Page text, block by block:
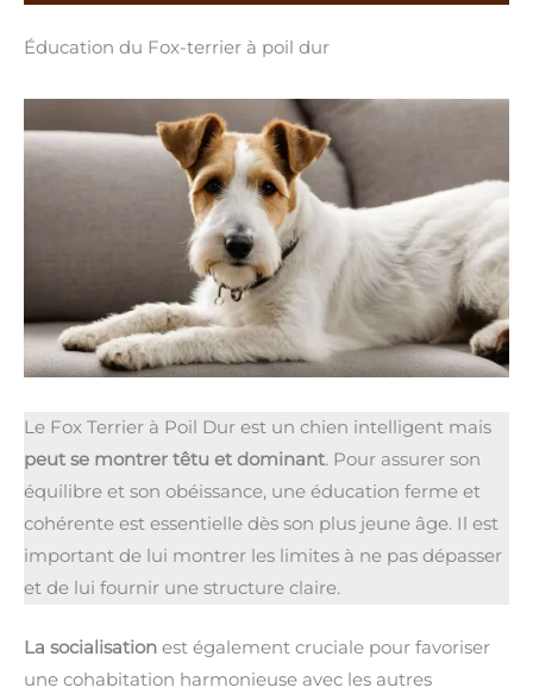
Éducation du Fox-terrier à poil dur
Le Fox Terrier à Poil Dur est un chien intelligent mais
peut se montrer têtu et dominant. Pour assurer son
équilibre et son obéissance, une éducation ferme et
cohérente est essentielle dès son plus jeune âge. Il est
important de lui montrer les limites à ne pas dépasser
et de lui fournir une structure claire.
La socialisation est également cruciale pour favoriser
une cohabitation harmonieuse avec les autres